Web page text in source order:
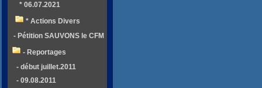
* 06.07.2021
* Actions Divers
- Pétition SAUVONS le CFM
- Reportages
- début juillet.2011
- 09.08.2011